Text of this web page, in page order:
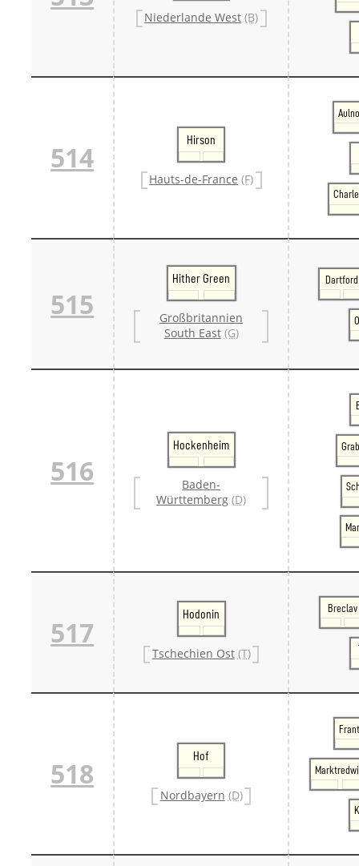
Niederlande West (B)
514
Hirson
Hauts-de-France (F)
515
Hither Green
Großbritannien
South East (G)
Dartford
516
Hockenheim
Baden-
Württemberg (D)
517
Hodonin
Tschechien Ost (T)
Breclav
518
Hof
Nordbayern (D)